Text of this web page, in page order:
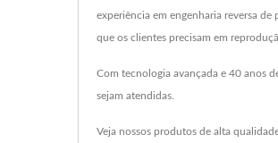
experiência em engenharia reversa
que os clientes precisam em
Com tecnologia avançada e 40 anos
sejam atendidas.
Veja nossos produtos de alta